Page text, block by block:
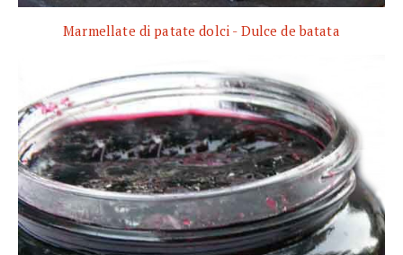
Marmellate di patate dolci - Dulce de batata